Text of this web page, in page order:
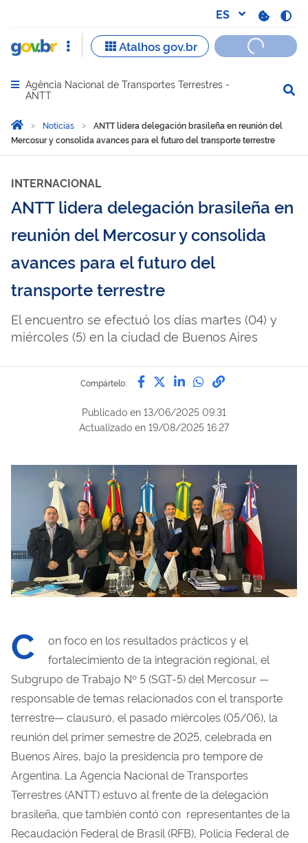
Abrir menu principal de navegação
Agência Nacional de Transportes Terrestres -
ANTT
Você está aqui:
InicioNoticias
ANTT lidera delegación brasileña en reunión del
Mercosur y consolida avances para el futuro del transporte terrestre
INTERNACIONAL
ANTT lidera delegación brasileña en
reunión del Mercosur y consolida
avances para el futuro del
transporte terrestre
El encuentro se efectuó los días martes (04) y
miércoles (5) en la ciudad de Buenos Aires
Compártelo: Compártelo por Facebook
Compártelo por Twitter
Compártelo por
Compártelo por
Enlace para
Publicado en 13/06/2025 09:31
Actualizado en 19/08/2025 16:27
C
on foco en los resultados prácticos y el
fortalecimiento de la integración regional, el
Subgrupo de Trabajo Nº 5 (SGT-5) del Mercosur —
responsable de temas relacionados con el transporte
terrestre— clausuró, el pasado miércoles (05/06), la
reunión del primer semestre de 2025, celebrada en
Buenos Aires, bajo la presidencia pro tempore de
Argentina. La Agencia Nacional de Transportes
Terrestres (ANTT) estuvo al frente de la delegación
brasileña, que también contó con representantes de la
Recaudación Federal de Brasil (RFB), Policía Federal de